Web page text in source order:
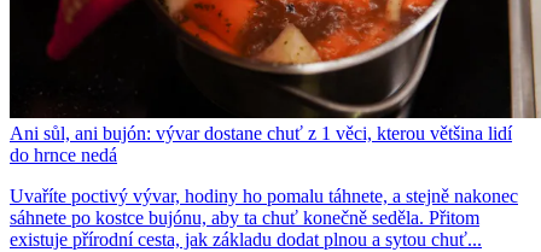
Ani sůl, ani bujón: vývar dostane chuť z 1 věci, kterou většina lidí
do hrnce nedá
Uvaříte poctivý vývar, hodiny ho pomalu táhnete, a stejně nakonec
sáhnete po kostce bujónu, aby ta chuť konečně seděla. Přitom
existuje přírodní cesta, jak základu dodat plnou a sytou chuť...